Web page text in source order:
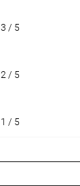
3 / 5
2 / 5
1 / 5